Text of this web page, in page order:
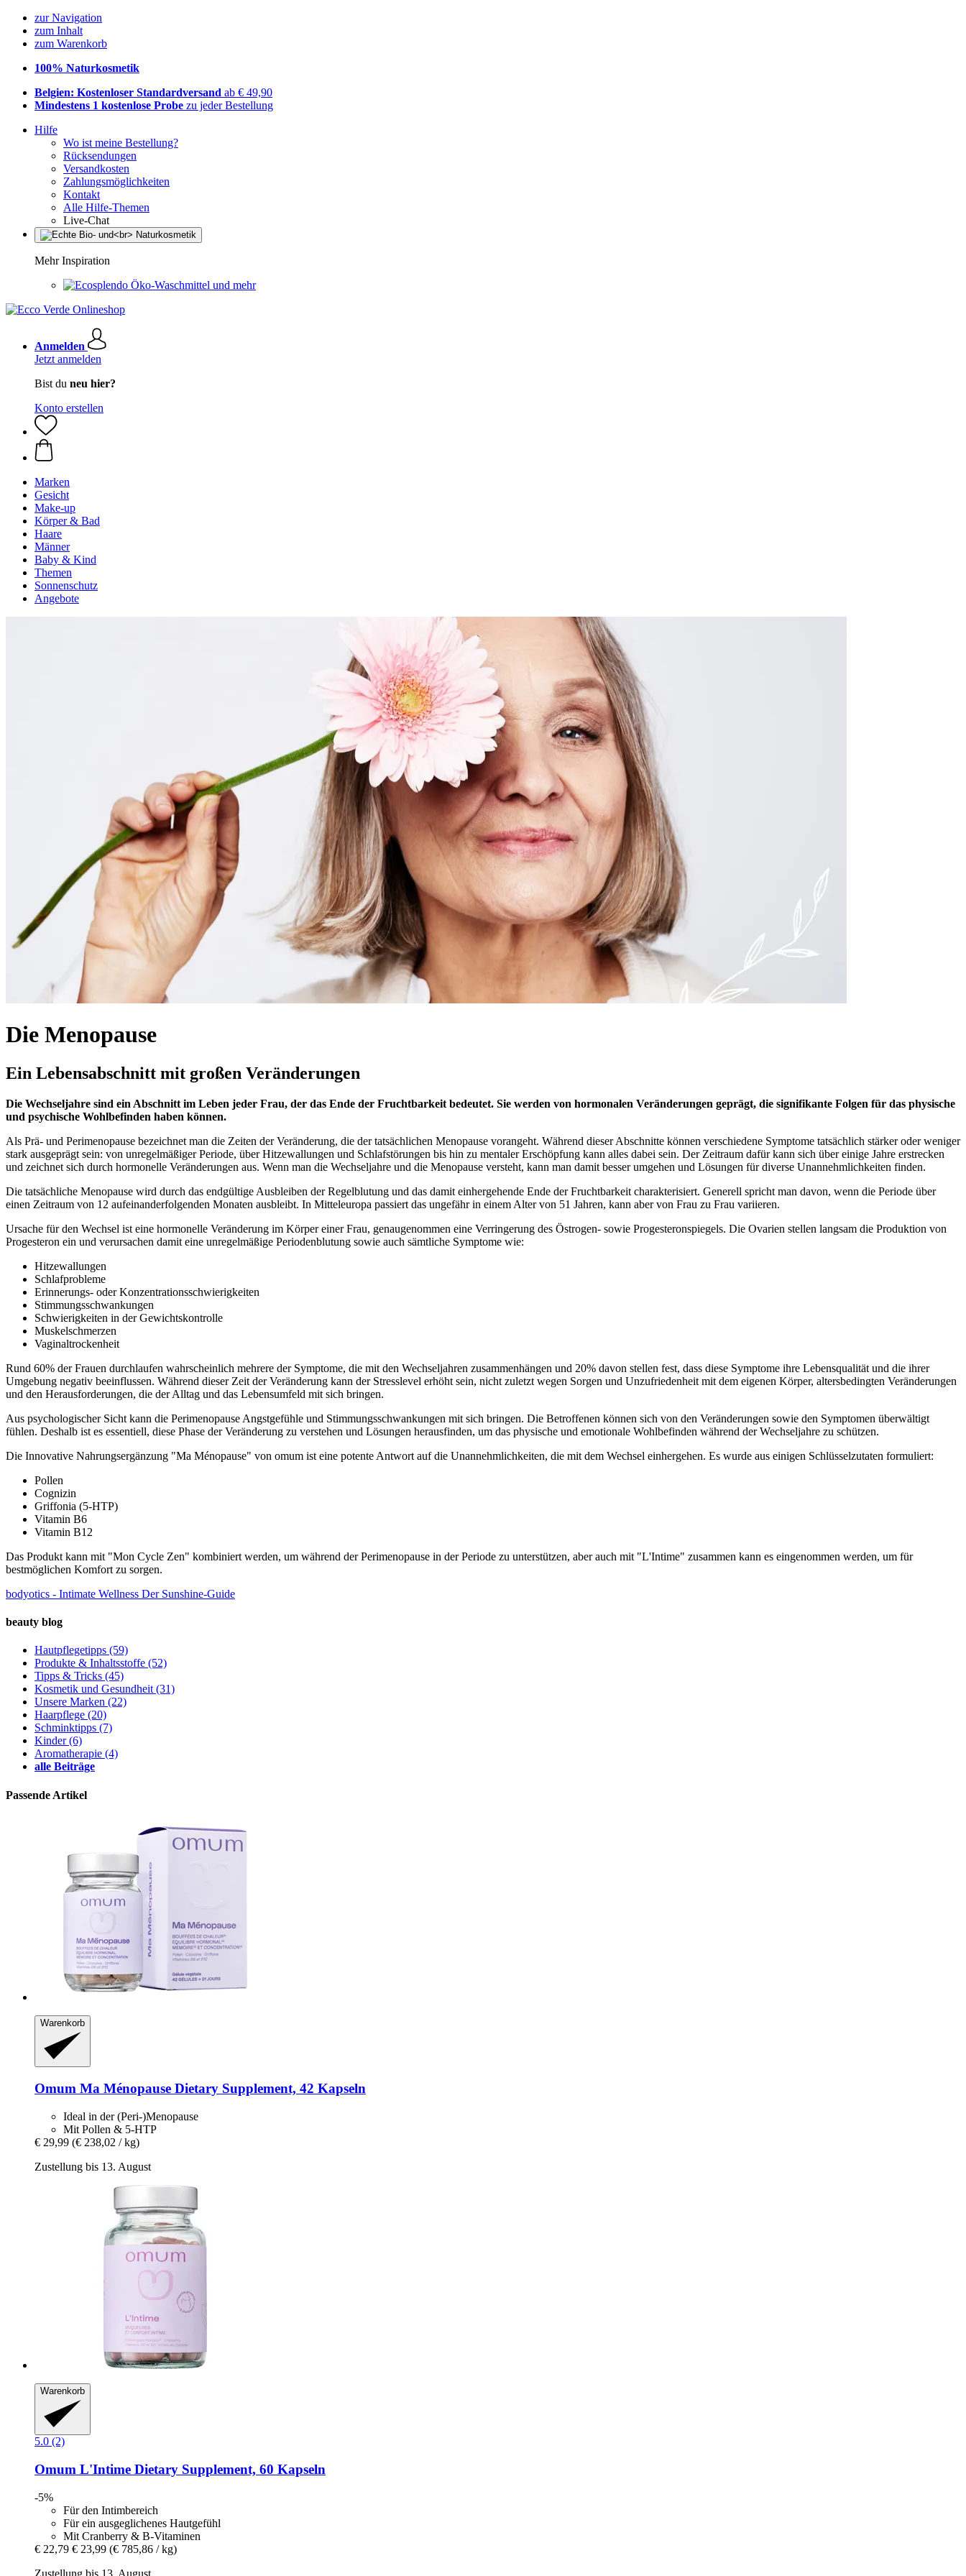
zur Navigation
zum Inhalt
zum Warenkorb
100% Naturkosmetik
Belgien: Kostenloser Standardversand ab € 49,90
Mindestens 1 kostenlose Probe zu jeder Bestellung
Hilfe
Wo ist meine Bestellung?
Rücksendungen
Versandkosten
Zahlungsmöglichkeiten
Kontakt
Alle Hilfe-Themen
Live-Chat
Mehr Inspiration
Öko-Waschmittel und mehr
Anmelden
Jetzt anmelden
Bist du neu hier?
Konto erstellen
Marken
Gesicht
Make-up
Körper & Bad
Haare
Männer
Baby & Kind
Themen
Sonnenschutz
Angebote
Die Menopause
Ein Lebensabschnitt mit großen Veränderungen
Die Wechseljahre sind ein Abschnitt im Leben jeder Frau, der das Ende der Fruchtbarkeit bedeutet. Sie werden von hormonalen Veränderungen geprägt, die signifikante Folgen für das physische
und psychische Wohlbefinden haben können.
Als Prä- und Perimenopause bezeichnet man die Zeiten der Veränderung, die der tatsächlichen Menopause vorangeht. Während dieser Abschnitte können verschiedene Symptome tatsächlich stärker oder weniger
stark ausgeprägt sein: von unregelmäßiger Periode, über Hitzewallungen und Schlafstörungen bis hin zu mentaler Erschöpfung kann alles dabei sein. Der Zeitraum dafür kann sich über einige Jahre erstrecken
und zeichnet sich durch hormonelle Veränderungen aus. Wenn man die Wechseljahre und die Menopause versteht, kann man damit besser umgehen und Lösungen für diverse Unannehmlichkeiten finden.
Die tatsächliche Menopause wird durch das endgültige Ausbleiben der Regelblutung und das damit einhergehende Ende der Fruchtbarkeit charakterisiert. Generell spricht man davon, wenn die Periode über
einen Zeitraum von 12 aufeinanderfolgenden Monaten ausbleibt. In Mitteleuropa passiert das ungefähr in einem Alter von 51 Jahren, kann aber von Frau zu Frau variieren.
Ursache für den Wechsel ist eine hormonelle Veränderung im Körper einer Frau, genaugenommen eine Verringerung des Östrogen- sowie Progesteronspiegels. Die Ovarien stellen langsam die Produktion von
Progesteron ein und verursachen damit eine unregelmäßige Periodenblutung sowie auch sämtliche Symptome wie:
Hitzewallungen
Schlafprobleme
Erinnerungs- oder Konzentrationsschwierigkeiten
Stimmungsschwankungen
Schwierigkeiten in der Gewichtskontrolle
Muskelschmerzen
Vaginaltrockenheit
Rund 60% der Frauen durchlaufen wahrscheinlich mehrere der Symptome, die mit den Wechseljahren zusammenhängen und 20% davon stellen fest, dass diese Symptome ihre Lebensqualität und die ihrer
Umgebung negativ beeinflussen. Während dieser Zeit der Veränderung kann der Stresslevel erhöht sein, nicht zuletzt wegen Sorgen und Unzufriedenheit mit dem eigenen Körper, altersbedingten Veränderungen
und den Herausforderungen, die der Alltag und das Lebensumfeld mit sich bringen.
Aus psychologischer Sicht kann die Perimenopause Angstgefühle und Stimmungsschwankungen mit sich bringen. Die Betroffenen können sich von den Veränderungen sowie den Symptomen überwältigt
fühlen. Deshalb ist es essentiell, diese Phase der Veränderung zu verstehen und Lösungen herausfinden, um das physische und emotionale Wohlbefinden während der Wechseljahre zu schützen.
Die Innovative Nahrungsergänzung "Ma Ménopause" von omum ist eine potente Antwort auf die Unannehmlichkeiten, die mit dem Wechsel einhergehen. Es wurde aus einigen Schlüsselzutaten formuliert:
Pollen
Cognizin
Griffonia (5-HTP)
Vitamin B6
Vitamin B12
Das Produkt kann mit "Mon Cycle Zen" kombiniert werden, um während der Perimenopause in der Periode zu unterstützen, aber auch mit "L'Intime" zusammen kann es eingenommen werden, um für
bestmöglichen Komfort zu sorgen.
bodyotics - Intimate Wellness Der Sunshine-Guide
beauty blog
Hautpflegetipps (59)
Produkte & Inhaltsstoffe (52)
Tipps & Tricks (45)
Kosmetik und Gesundheit (31)
Unsere Marken (22)
Haarpflege (20)
Schminktipps (7)
Kinder(6)
Aromatherapie (4)
alle Beiträge
Passende Artikel
Warenkorb
Omum Ma Ménopause Dietary Supplement, 42 Kapseln
Ideal in der (Peri-)Menopause
Mit Pollen & 5-HTP
€ 29,99 (€ 238,02 / kg)
Zustellung bis 13. August
Warenkorb
5.0 (2)
Omum L'Intime Dietary Supplement, 60 Kapseln
-5%
Für den Intimbereich
Für ein ausgeglichenes Hautgefühl
Mit Cranberry & B-Vitaminen
€ 22,79 € 23,99 (€ 785,86 / kg)
Zustellung bis 13. August